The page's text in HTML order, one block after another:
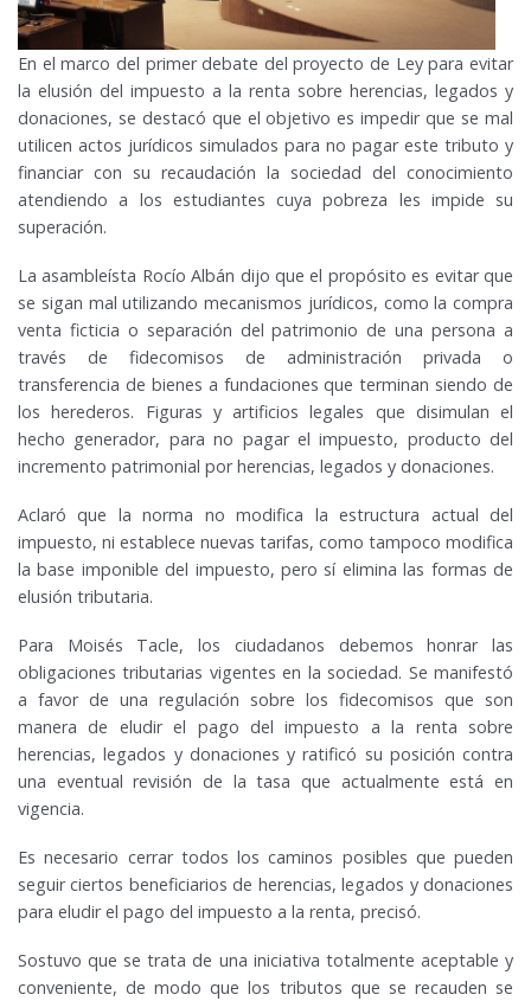
En el marco del primer debate del proyecto de Ley para evitar
la elusión del impuesto a la renta sobre herencias, legados y
donaciones, se destacó que el objetivo es impedir que se mal
utilicen actos jurídicos simulados para no pagar este tributo y
financiar con su recaudación la sociedad del conocimiento
atendiendo a los estudiantes cuya pobreza les impide su
superación.
La asambleísta Rocío Albán dijo que el propósito es evitar que
se sigan mal utilizando mecanismos jurídicos, como la compra
venta ficticia o separación del patrimonio de una persona a
través de fidecomisos de administración privada o
transferencia de bienes a fundaciones que terminan siendo de
los herederos. Figuras y artificios legales que disimulan el
hecho generador, para no pagar el impuesto, producto del
incremento patrimonial por herencias, legados y donaciones.
Aclaró que la norma no modifica la estructura actual del
impuesto, ni establece nuevas tarifas, como tampoco modifica
la base imponible del impuesto, pero sí elimina las formas de
elusión tributaria.
Para Moisés Tacle, los ciudadanos debemos honrar las
obligaciones tributarias vigentes en la sociedad. Se manifestó
a favor de una regulación sobre los fidecomisos que son
manera de eludir el pago del impuesto a la renta sobre
herencias, legados y donaciones y ratificó su posición contra
una eventual revisión de la tasa que actualmente está en
vigencia.
Es necesario cerrar todos los caminos posibles que pueden
seguir ciertos beneficiarios de herencias, legados y donaciones
para eludir el pago del impuesto a la renta, precisó.
Sostuvo que se trata de una iniciativa totalmente aceptable y
conveniente, de modo que los tributos que se recauden se